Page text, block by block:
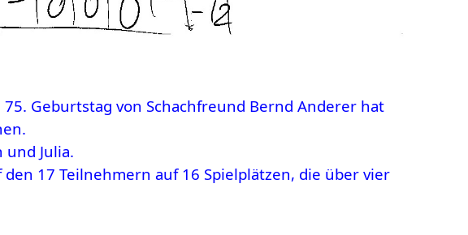
Geburtstag von Schachfreund Bernd Anderer hat
Julia.
17 Teilnehmern auf 16 Spielplätzen, die über vier